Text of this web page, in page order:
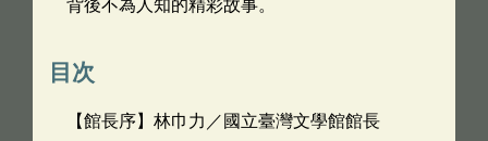
背後不為人知的精彩故事。
目次
【館長序】林巾力／國立臺灣文學館館長